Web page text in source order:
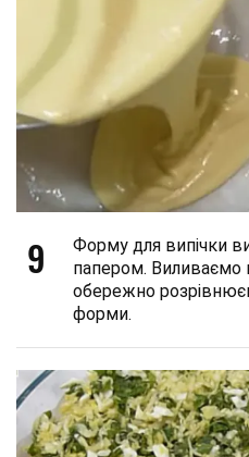
9
Форму для випічки
папером. Виливаємо
обережно
форми.